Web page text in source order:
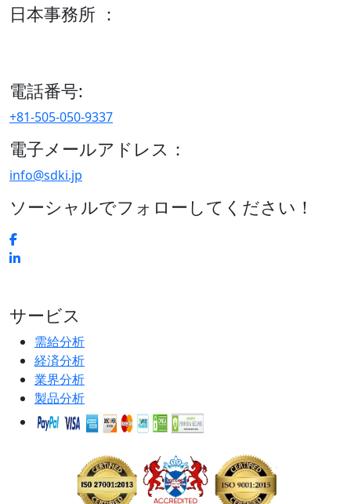
日本事務所 ：
電話番号:
+81-505-050-9337
電子メールアドレス：
info@sdki.jp
ソーシャルでフォローしてください！
サービス
需給分析
経済分析
業界分析
製品分析